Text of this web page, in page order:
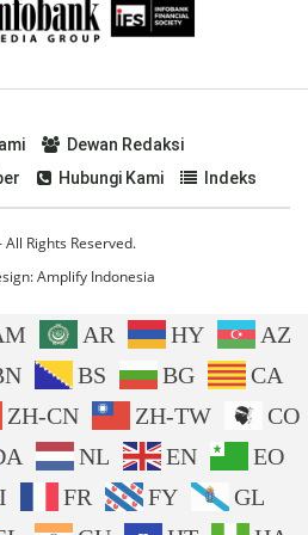
Dewan Redaksi
Hubungi Kami Indeks
Rights Reserved.
Amplify Indonesia
AR HY
AZ
BS BG
CA
ZH-CN ZH-TW
CO
NL EN
EO
FR FY
GL